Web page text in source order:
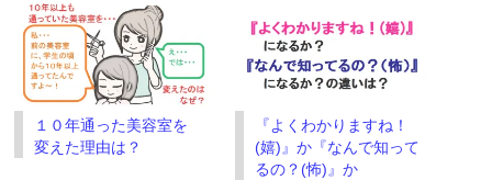
(新
し
ウ
ィ
ン
ド
ウ
で
開
き
ま
ク
し
て
く
だ
さ
い
(新
し
い
ウ
１０年通った美容室を
変えた理由は？
『よくわかりますね！
(嬉)』か『なんで知って
るの？(怖)』か